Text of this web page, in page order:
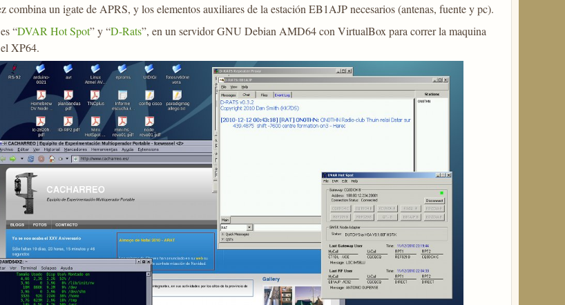
combina un igate de APRS, y los elementos auxiliares de la estación EB1AJP necesarios (antenas, fuente y pc).
“DVAR Hot Spot” y “D-Rats”, en un servidor GNU Debian AMD64 con VirtualBox para correr la maquina
XP64.